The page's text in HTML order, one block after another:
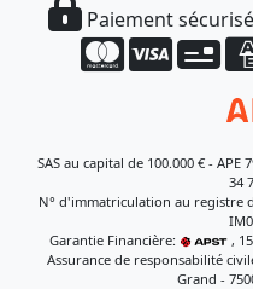
Paiement
SAS au capital de 100.000 € - APE
34
N° d'immatriculation au registre
Garantie Financière:
,
Assurance de responsabilité
Grand -